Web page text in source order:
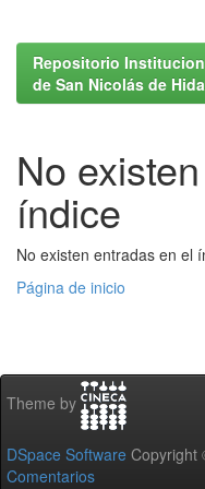
Repositorio
de San Nicolás de
No
índice
No existen entradas en el
Página de inicio
Theme by
DSpace Software Copyright
Comentarios